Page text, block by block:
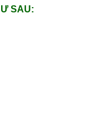
SAU: